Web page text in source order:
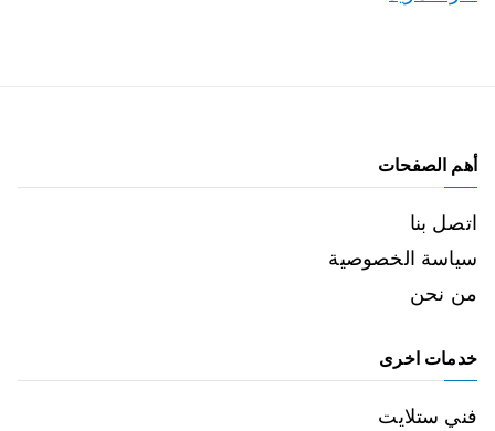
أهم الصفحات
اتصل بنا
سياسة الخصوصية
من نحن
خدمات اخرى
فني ستلايت